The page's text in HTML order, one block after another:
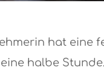
hat eine
halbe